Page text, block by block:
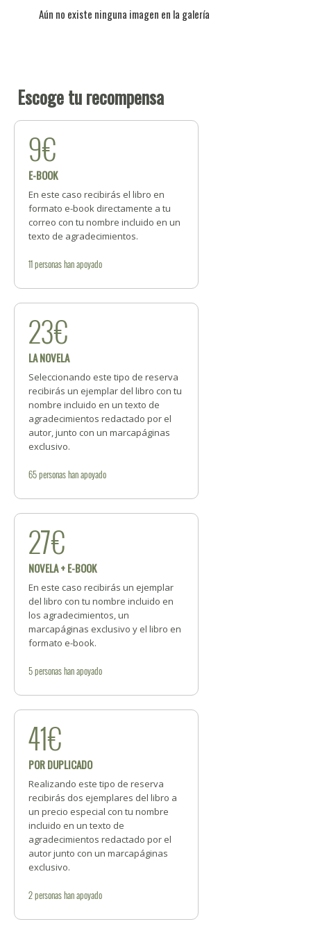
Aún no existe ninguna imagen en la galería
Escoge tu recompensa
9€
E-BOOK
En este caso recibirás el libro en
formato e-book directamente a tu
correo con tu nombre incluido en un
texto de agradecimientos.
11personashan apoyado
23€
LA NOVELA
Seleccionando este tipo de reserva
recibirás un ejemplar del libro con tu
nombre incluido en un texto de
agradecimientos redactado por el
autor, junto con un marcapáginas
exclusivo.
65personashan apoyado
27€
NOVELA + E-BOOK
En este caso recibirás un ejemplar
del libro con tu nombre incluido en
los agradecimientos, un
marcapáginas exclusivo y el libro en
formato e-book.
5personashan apoyado
41€
POR DUPLICADO
Realizando este tipo de reserva
recibirás dos ejemplares del libro a
un precio especial con tu nombre
incluido en un texto de
agradecimientos redactado por el
autor junto con un marcapáginas
exclusivo.
2personashan apoyado